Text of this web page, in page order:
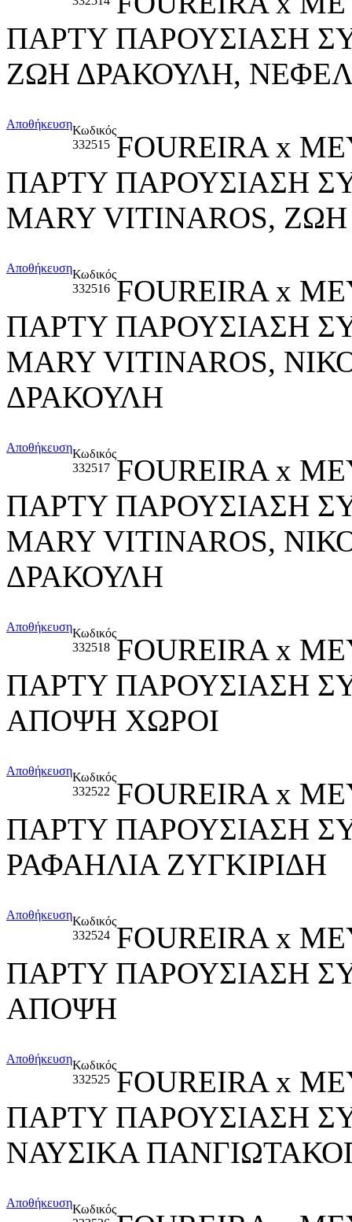
ΠΑΡΤΥ ΠΑΡΟΥΣΙΑΣΗ
ΖΩΗ ΔΡΑΚΟΥΛΗ,
ΑποθήκευσηΚωδικός
332515 FOUREIRA x
ΠΑΡΤΥ ΠΑΡΟΥΣΙΑΣΗ
MARY VITINAROS,
ΑποθήκευσηΚωδικός
332516 FOUREIRA x
ΠΑΡΤΥ ΠΑΡΟΥΣΙΑΣΗ
MARY VITINAROS,
ΔΡΑΚΟΥΛΗ
ΑποθήκευσηΚωδικός
332517 FOUREIRA x
ΠΑΡΤΥ ΠΑΡΟΥΣΙΑΣΗ
MARY VITINAROS,
ΔΡΑΚΟΥΛΗ
ΑποθήκευσηΚωδικός
332518 FOUREIRA x
ΠΑΡΤΥ ΠΑΡΟΥΣΙΑΣΗ
ΑΠΟΨΗ ΧΩΡΟΙ
ΑποθήκευσηΚωδικός
332522 FOUREIRA x
ΠΑΡΤΥ ΠΑΡΟΥΣΙΑΣΗ
ΡΑΦΑΗΛΙΑ ΖΥΓΚΙΡΙΔΗ
ΑποθήκευσηΚωδικός
332524 FOUREIRA x
ΠΑΡΤΥ ΠΑΡΟΥΣΙΑΣΗ
ΑΠΟΨΗ
ΑποθήκευσηΚωδικός
332525 FOUREIRA x
ΠΑΡΤΥ ΠΑΡΟΥΣΙΑΣΗ
ΝΑΥΣΙΚΑ
ΑποθήκευσηΚωδικός